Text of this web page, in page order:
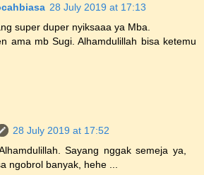
28 July 2019 at 17:13
super duper nyiksaaa ya Mba.
ama mb Sugi. Alhamdulillah bisa ketemu
28 July 2019 at 17:52
Sayang nggak semeja ya,
ngobrol banyak, hehe ...